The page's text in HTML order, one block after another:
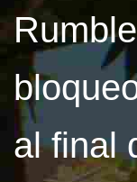
al final